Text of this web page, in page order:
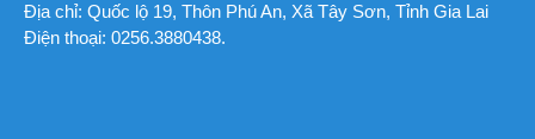
Địa chỉ: Quốc lộ 19, Thôn Phú An, Xã Tây Sơn, Tỉnh Gia Lai
Điện thoại: 0256.3880438.